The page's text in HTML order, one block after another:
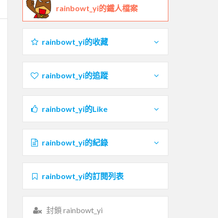
rainbowt_yi的鐵人檔案
rainbowt_yi的收藏
rainbowt_yi的追蹤
rainbowt_yi的Like
rainbowt_yi的紀錄
rainbowt_yi的訂閱列表
封鎖 rainbowt_yi